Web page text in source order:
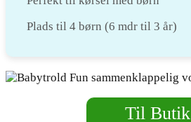
Plads til 4 børn (6 mdr til 3 år)
Til Butik